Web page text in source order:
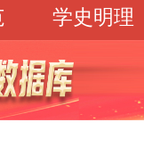
学史明理
实践